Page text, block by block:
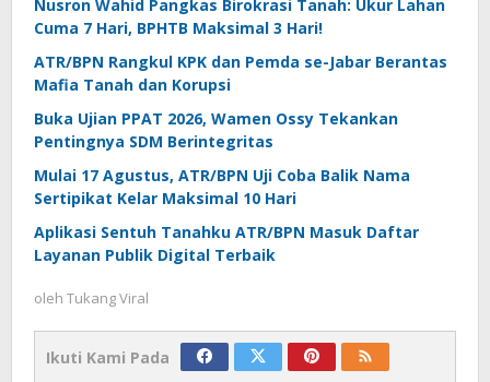
Nusron Wahid Pangkas Birokrasi Tanah: Ukur Lahan
Cuma 7 Hari, BPHTB Maksimal 3 Hari!
ATR/BPN Rangkul KPK dan Pemda se-Jabar Berantas
Mafia Tanah dan Korupsi
Buka Ujian PPAT 2026, Wamen Ossy Tekankan
Pentingnya SDM Berintegritas
Mulai 17 Agustus, ATR/BPN Uji Coba Balik Nama
Sertipikat Kelar Maksimal 10 Hari
Aplikasi Sentuh Tanahku ATR/BPN Masuk Daftar
Layanan Publik Digital Terbaik
oleh Tukang Viral
Ikuti Kami Pada